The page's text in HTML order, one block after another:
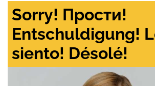
Sorry! Прости!
Entschuldigung!
siento! Désolé!